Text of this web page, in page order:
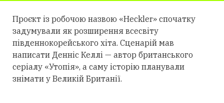
Проєкт із робочою назвою «Heckler» спочатку
задумували як розширення всесвіту
південнокорейського хіта. Сценарій мав
написати Денніс Келлі — автор британського
серіалу «Утопія», а саму історію планували
знімати у Великій Британії.